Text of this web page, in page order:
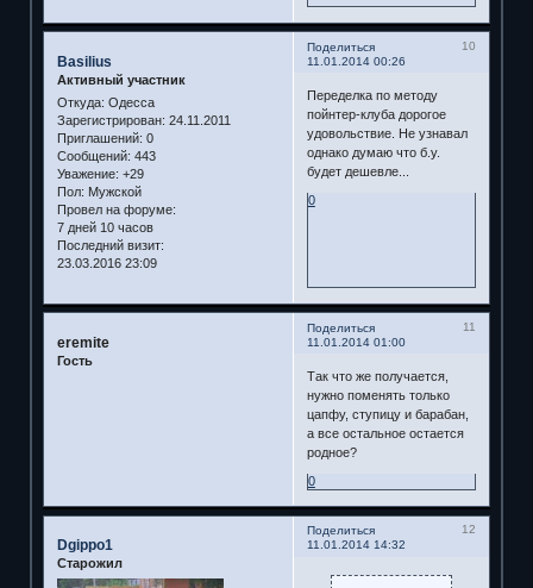
Поделиться
10
11.01.2014 00:26
Basilius
Активный участник
Откуда: Одесса
Зарегистрирован: 24.11.2011
Приглашений: 0
Сообщений: 443
Уважение: +29
Пол: Мужской
Провел на форуме:
7 дней 10 часов
Последний визит:
23.03.2016 23:09
Переделка по методу
пойнтер-клуба дорогое
удовольствие. Не узнавал
однако думаю что б.у.
будет дешевле...
0
Поделиться
11
11.01.2014 01:00
eremite
Гость
Так что же получается,
нужно поменять только
цапфу, ступицу и барабан,
а все остальное остается
родное?
0
Поделиться
12
11.01.2014 14:32
Dgippo1
Старожил